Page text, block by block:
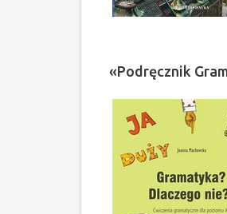
«Podręcznik